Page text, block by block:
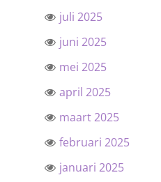
juli 2025
juni 2025
mei 2025
april 2025
maart 2025
februari 2025
januari 2025